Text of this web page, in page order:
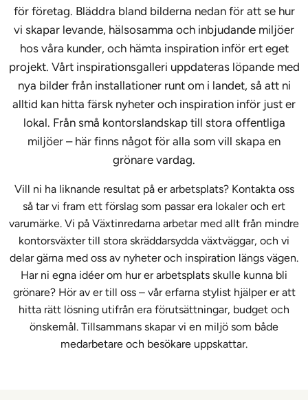
för företag. Bläddra bland bilderna nedan för att se hur
vi skapar levande, hälsosamma och inbjudande miljöer
hos våra kunder, och hämta inspiration inför ert eget
projekt. Vårt inspirationsgalleri uppdateras löpande med
nya bilder från installationer runt om i landet, så att ni
alltid kan hitta färsk nyheter och inspiration inför just er
lokal. Från små kontorslandskap till stora offentliga
miljöer – här finns något för alla som vill skapa en
grönare vardag.
Vill ni ha liknande resultat på er arbetsplats? Kontakta oss
så tar vi fram ett förslag som passar era lokaler och ert
varumärke. Vi på Växtinredarna arbetar med allt från mindre
kontorsväxter till stora skräddarsydda växtväggar, och vi
delar gärna med oss av nyheter och inspiration längs vägen.
Har ni egna idéer om hur er arbetsplats skulle kunna bli
grönare? Hör av er till oss – vår erfarna stylist hjälper er att
hitta rätt lösning utifrån era förutsättningar, budget och
önskemål. Tillsammans skapar vi en miljö som både
medarbetare och besökare uppskattar.